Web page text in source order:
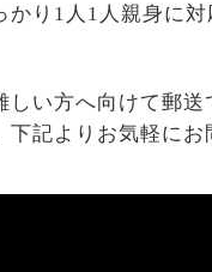
かり1人1人親身に対
しい方へ向けて郵送
下記よりお気軽にお